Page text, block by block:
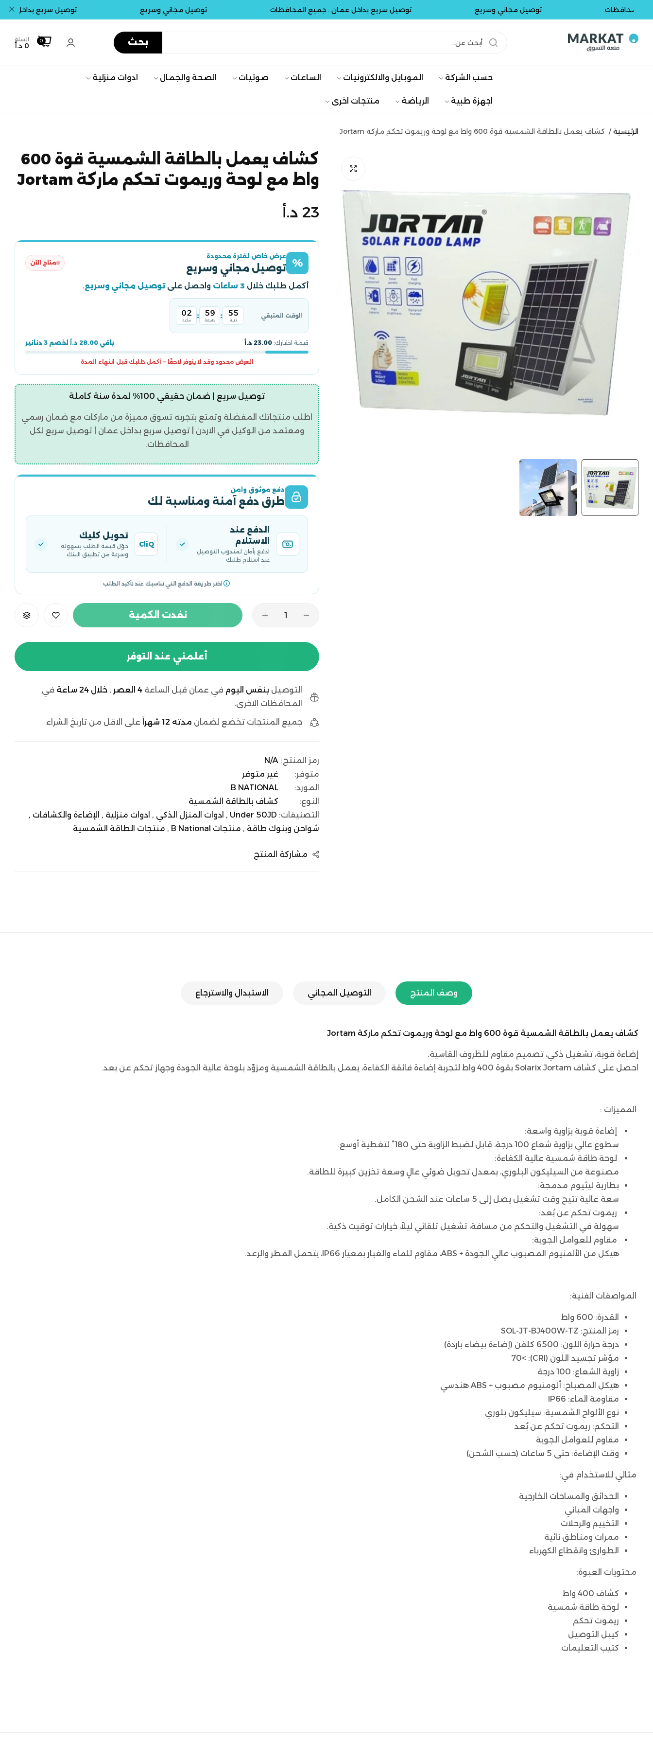
توصيل مجاني وسريع توصيل سريع بداخل عمان . جميع المحافظات توصيل مجاني وسريع توصيل سريع بداخل عمان .
بحث السلة
0 د.أ
0
حسب الشركة الموبايل والالكترونيات الساعات صوتيات الصحة والجمال ادوات منزلية
اجهزة طبية الرياضة منتجات اخرى
الرئيسية / كشاف يعمل بالطاقة الشمسية قوة 600 واط مع لوحة وريموت تحكم ماركة Jortam
كشاف يعمل بالطاقة الشمسية قوة 600
واط مع لوحة وريموت تحكم ماركة Jortam
السعر
الأصلي
23 د.أ
%
عرض خاص لفترة محدودة
توصيل مجاني وسريع متاح الآن
أكمل طلبك خلال 3 ساعات واحصل علىتوصيل مجاني وسريع.
الوقت المتبقي 02
ساعة
: 59
دقيقة
: 54
ثانية
قيمة اختيارك: 23.00 د.أ باقي 28.00 د.أ لخصم 3 دنانير
العرض محدود وقد لا يتوفر لاحقًا — أكمل طلبك قبل انتهاء المدة
توصيل سريع | ضمان حقيقي 100% لمدة سنة كاملة
اطلب منتجاتك المفضلة وتمتع بتجربه تسوق مميزة من ماركات مع ضمان رسمي
ومعتمد من الوكيل في الاردن | توصيل سريع بداخل عمان | توصيل سريع لكل
المحافظات.
دفع موثوق وآمن
طرق دفع آمنة ومناسبة لك
الدفع عند
الاستلام
ادفع بأمان لمندوب التوصيل
عند استلام طلبك
CliQ
تحويل كليك
حوّل قيمة الطلب بسهولة
وسرعة من تطبيق البنك
اختر طريقة الدفع التي تناسبك عند تأكيد الطلب
نفدت الكمية
أعلمني عند التوفر
التوصيل بنفس اليوم في عمان قبل الساعة
في
المحافظات الاخرى.
جميع المنتجات تخضع لضمان مدته 12 شهراً على الاقل من تاريخ الشراء
رمز المنتج: N/A
متوفر:
غير متوفر
المورد:
B NATIONAL
النوع:
كشاف بالطاقة الشمسية
التصنيفات: Under 50JD , ادوات المنزل الذكي , ادوات منزلية , الإضاءة والكشافات ,
شواحن وبنوك طاقة , منتجات B National , منتجات الطاقة الشمسية
مشاركة المنتج
وصف المنتج التوصيل المجاني الاستبدال والاسترجاع
كشاف يعمل بالطاقة الشمسية قوة 600 واط مع لوحة وريموت تحكم ماركة Jortam
إضاءة قوية، تشغيل ذكي، تصميم مقاوم للظروف القاسية.
احصل على كشاف Solarix Jortam بقوة 400 واط لتجربة إضاءة فائقة الكفاءة، يعمل بالطاقة الشمسية ومزوّد بلوحة عالية الجودة وجهاز تحكم عن بعد.
المميزات :
إضاءة قوية بزاوية واسعة:
سطوع عالي بزاوية شعاع 100 درجة، قابل لضبط الزاوية حتى 180° لتغطية أوسع.
لوحة طاقة شمسية عالية الكفاءة:
مصنوعة من السيليكون البلوري، بمعدل تحويل ضوئي عالٍ وسعة تخزين كبيرة للطاقة.
بطارية ليثيوم مدمجة:
سعة عالية تتيح وقت تشغيل يصل إلى 5 ساعات عند الشحن الكامل.
ريموت تحكم عن بُعد:
سهولة في التشغيل والتحكم من مسافة، تشغيل تلقائي ليلاً، خيارات توقيت ذكية.
مقاوم للعوامل الجوية:
هيكل من الألمنيوم المصبوب عالي الجودة + ABS، مقاوم للماء والغبار بمعيار IP66، يتحمل المطر والرعد.
المواصفات الفنية:
القدرة: 600 واط
رمز المنتج: SOL-JT-BJ400W-TZ
درجة حرارة اللون: 6500 كلفن (إضاءة بيضاء باردة)
مؤشر تجسيد اللون (CRI): >70
زاوية الشعاع: 100 درجة
هيكل المصباح: ألومنيوم مصبوب + ABS هندسي
مقاومة الماء: IP66
نوع الألواح الشمسية: سيليكون بلوري
التحكم: ريموت تحكم عن بُعد
مقاوم للعوامل الجوية
وقت الإضاءة: حتى 5 ساعات (حسب الشحن)
مثالي للاستخدام في:
الحدائق والمساحات الخارجية
واجهات المباني
التخييم والرحلات
ممرات ومناطق نائية
الطوارئ وانقطاع الكهرباء
محتويات العبوة:
كشاف 400 واط
لوحة طاقة شمسية
ريموت تحكم
كيبل التوصيل
كتيب التعليمات